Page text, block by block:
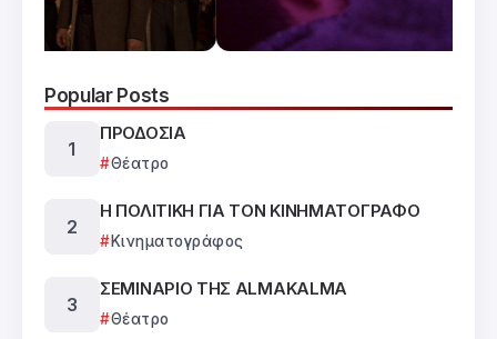
Popular Posts
ΠΡΟΔΟΣΙΑ
Θέατρο
Η ΠΟΛΙΤΙΚΗ ΓΙΑ ΤΟΝ ΚΙΝΗΜΑΤΟΓΡΑΦΟ
Κινηματογράφος
ΣΕΜΙΝΑΡΙΟ ΤΗΣ ALMAKALMA
Θέατρο